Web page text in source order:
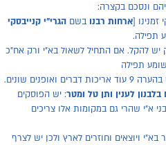
ונסכם בקצרה:
[ ארחות רבנובשם הגרי"י קנייבסקי
תפילה.
להקל. אם התחיל לשאול בא"י ורק אח"כ
תפילה
דברים ואופנים שונים.
לענין ותן טל ומטר: יש הפוסקים
א"י שהרי גם במקומות אלו צריכים
ויוצאים וחוזרים לארץ ולכן יש לצרף